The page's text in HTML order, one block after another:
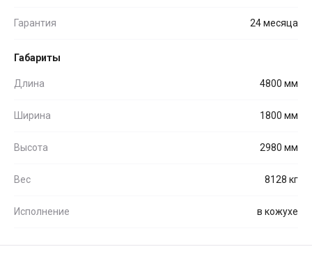
Гарантия 24 месяца
Габариты
Длина 4800 мм
Ширина 1800 мм
Высота 2980 мм
Вес 8128 кг
Исполнение в кожухе